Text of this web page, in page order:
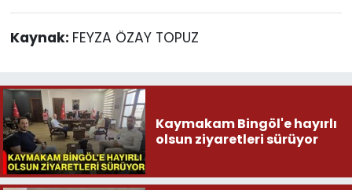
Kaynak: FEYZA ÖZAY TOPUZ
Kaymakam Bingöl'e hayırlı
olsun ziyaretleri sürüyor